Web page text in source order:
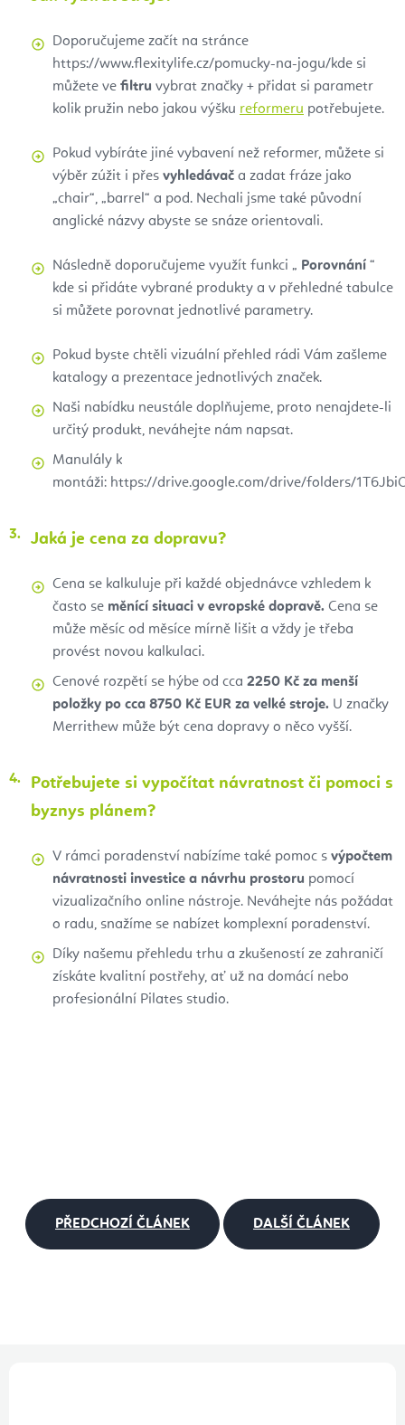
Doporučujeme začít na stránce
https://www.flexitylife.cz/pomucky-na-jogu/kde si
můžete ve filtru vybrat značky + přidat si parametr
kolik pružin nebo jakou výšku reformeru potřebujete.
Pokud vybíráte jiné vybavení než reformer, můžete si
výběr zúžit i přes vyhledávač a zadat fráze jako
„chair“, „barrel“ a pod. Nechali jsme také původní
anglické názvy abyste se snáze orientovali.
Následně doporučujeme využít funkci „ Porovnání “
kde si přidáte vybrané produkty a v přehledné tabulce
si můžete porovnat jednotlivé parametry.
Pokud byste chtěli vizuální přehled rádi Vám zašleme
katalogy a prezentace jednotlivých značek.
Naši nabídku neustále doplňujeme, proto nenajdete-li
určitý produkt, neváhejte nám napsat.
Manulály k
montáži: https://drive.google.com/drive/folders/
Jaká je cena za dopravu?
Cena se kalkuluje při každé objednávce vzhledem k
často se měnící situaci v evropské dopravě. Cena se
může měsíc od měsíce mírně lišit a vždy je třeba
provést novou kalkulaci.
Cenové rozpětí se hýbe od cca 2250 Kč za menší
položky po cca 8750 Kč EUR za velké stroje. U značky
Merrithew může být cena dopravy o něco vyšší.
Potřebujete si vypočítat návratnost či pomoci s
byznys plánem?
V rámci poradenství nabízíme také pomoc s výpočtem
návratnosti investice a návrhu prostoru pomocí
vizualizačního online nástroje. Neváhejte nás požádat
o radu, snažíme se nabízet komplexní poradenství.
Díky našemu přehledu trhu a zkušeností ze zahraničí
získáte kvalitní postřehy, ať už na domácí nebo
profesionální Pilates studio.
PŘEDCHOZÍ ČLÁNEK DALŠÍ ČLÁNEK